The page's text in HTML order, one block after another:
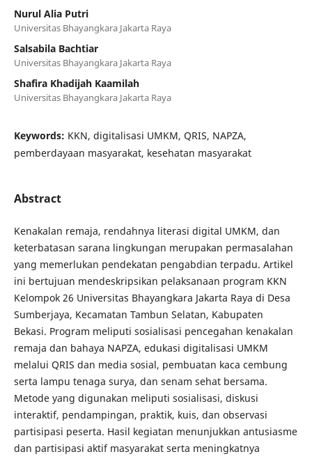
Nurul Alia Putri
Universitas Bhayangkara Jakarta Raya
Salsabila Bachtiar
Universitas Bhayangkara Jakarta Raya
Shafira Khadijah Kaamilah
Universitas Bhayangkara Jakarta Raya
Keywords: KKN, digitalisasi UMKM, QRIS, NAPZA,
pemberdayaan masyarakat, kesehatan masyarakat
Abstract
Kenakalan remaja, rendahnya literasi digital UMKM, dan
keterbatasan sarana lingkungan merupakan permasalahan
yang memerlukan pendekatan pengabdian terpadu. Artikel
ini bertujuan mendeskripsikan pelaksanaan program KKN
Kelompok 26 Universitas Bhayangkara Jakarta Raya di Desa
Sumberjaya, Kecamatan Tambun Selatan, Kabupaten
Bekasi. Program meliputi sosialisasi pencegahan kenakalan
remaja dan bahaya NAPZA, edukasi digitalisasi UMKM
melalui QRIS dan media sosial, pembuatan kaca cembung
serta lampu tenaga surya, dan senam sehat bersama.
Metode yang digunakan meliputi sosialisasi, diskusi
interaktif, pendampingan, praktik, kuis, dan observasi
partisipasi peserta. Hasil kegiatan menunjukkan antusiasme
dan partisipasi aktif masyarakat serta meningkatnya